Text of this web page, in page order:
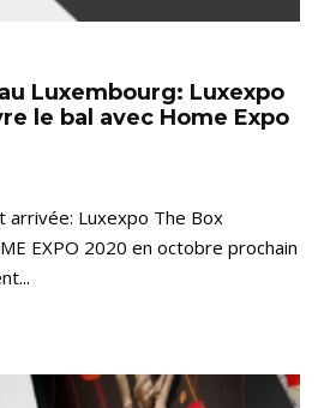
Luxembourg: Luxexpo
le bal avec Home Expo
arrivée: Luxexpo The Box
EXPO 2020 en octobre prochain